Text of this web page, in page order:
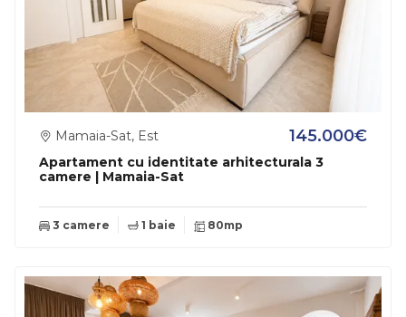
Apartament cu identitate arhitecturala 3
camere | Mamaia-Sat
Mamaia-Sat, Est 145.000€
3 camere 1 baie 80mp